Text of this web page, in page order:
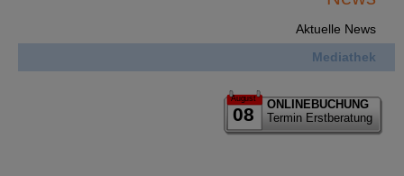
Aktuelle News
Mediathek
August
08
ONLINEBUCHUNG
Termin Erstberatung